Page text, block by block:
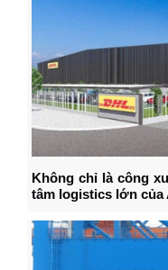
Không chỉ là công
tâm logistics lớn của